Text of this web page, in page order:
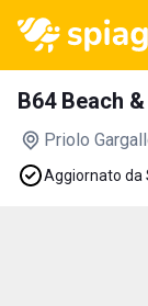
B64 Beach
Priolo
Aggiornato da